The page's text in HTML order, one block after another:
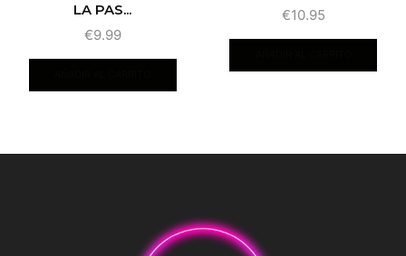
LA PAS...
€9.99
€10.95